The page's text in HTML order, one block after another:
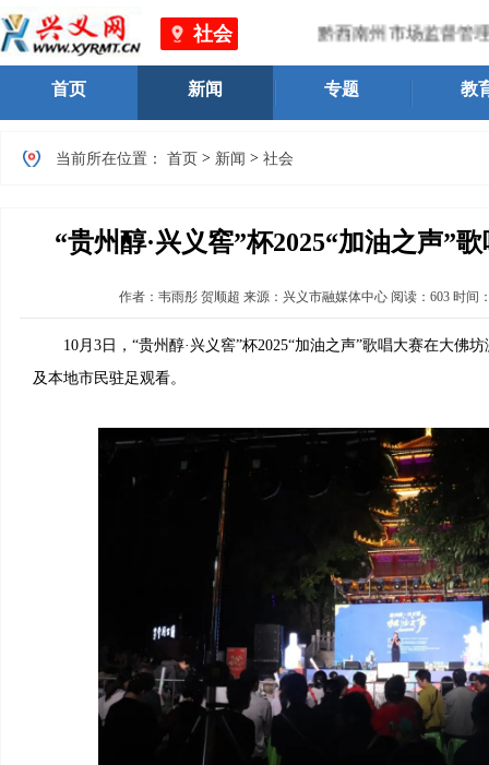
社会 黔西南州市场监督管理局
首页 新闻 专题 教
当前所在位置： 首页 > 新闻 > 社会
“贵州醇·兴义窖”杯2025“加油之声”
作者： 韦雨彤 贺顺超 来源：兴义市融媒体中心 阅读： 603 时间
10月3日，“贵州醇·兴义窖”杯2025“加油之声”歌唱大赛在大佛
及本地市民驻足观看。